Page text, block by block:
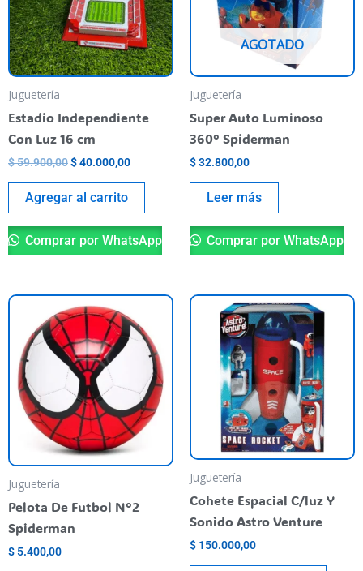
Juguetería
Estadio Independiente
Con Luz 16 cm
$59.900,00$40.000,00
Agregar al carrito
Comprar por WhatsApp
AGOTADO
Juguetería
Super Auto Luminoso
360° Spiderman
$32.800,00
Leer más
Comprar por WhatsApp
Juguetería
Pelota De Futbol N°2
Spiderman
$ 5.400,00
Juguetería
Cohete Espacial C/luz Y
Sonido Astro Venture
$ 150.000,00